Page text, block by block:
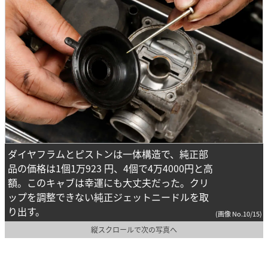
ダイヤフラムとピストンは一体構造で、純正部
品の価格は1個1万923 円、4個で4万4000円と高
額。このキャブは幸運にも大丈夫だった。クリ
ップを調整できない純正ジェットニードルを取
り出す。
(画像 No.10/15)
縦スクロールで次の写真へ